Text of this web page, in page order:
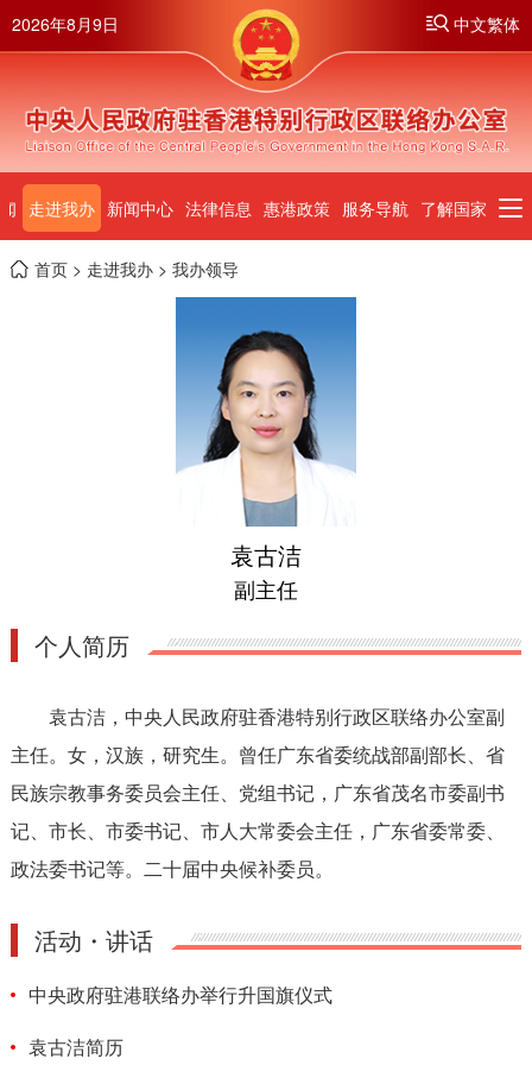
2026年8月9日 中文繁体
走进我办 新闻中心 法律信息 惠港政策 服务导航 了解国家
首页> 走进我办> 我办领导
袁古洁
副主任
个人简历
袁古洁，中央人民政府驻香港特别行政区联络办公室副
主任。女，汉族，研究生。曾任广东省委统战部副部长、省
民族宗教事务委员会主任、党组书记，广东省茂名市委副书
记、市长、市委书记、市人大常委会主任，广东省委常委、
政法委书记等。二十届中央候补委员。
活动・讲话
中央政府驻港联络办举行升国旗仪式
袁古洁简历